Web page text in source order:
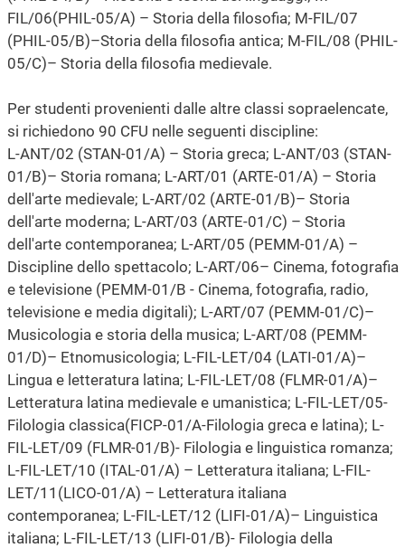
FIL/06(PHIL-05/A) – Storia della filosofia; M-FIL/07
(PHIL-05/B)–Storia della filosofia antica; M-FIL/08 (PHIL-
05/C)– Storia della filosofia medievale.
Per studenti provenienti dalle altre classi sopraelencate,
si richiedono 90 CFU nelle seguenti discipline:
L-ANT/02 (STAN-01/A) – Storia greca; L-ANT/03 (STAN-
01/B)– Storia romana; L-ART/01 (ARTE-01/A) – Storia
dell'arte medievale; L-ART/02 (ARTE-01/B)– Storia
dell'arte moderna; L-ART/03 (ARTE-01/C) – Storia
dell'arte contemporanea; L-ART/05 (PEMM-01/A) –
Discipline dello spettacolo; L-ART/06– Cinema, fotografia
e televisione (PEMM-01/B - Cinema, fotografia, radio,
televisione e media digitali); L-ART/07 (PEMM-01/C)–
Musicologia e storia della musica; L-ART/08 (PEMM-
01/D)– Etnomusicologia; L-FIL-LET/04 (LATI-01/A)–
Lingua e letteratura latina; L-FIL-LET/08 (FLMR-01/A)–
Letteratura latina medievale e umanistica; L-FIL-LET/05-
Filologia classica(FICP-01/A-Filologia greca e latina); L-
FIL-LET/09 (FLMR-01/B)- Filologia e linguistica romanza;
L-FIL-LET/10 (ITAL-01/A) – Letteratura italiana; L-FIL-
LET/11(LICO-01/A) – Letteratura italiana
contemporanea; L-FIL-LET/12 (LIFI-01/A)– Linguistica
italiana; L-FIL-LET/13 (LIFI-01/B)- Filologia della